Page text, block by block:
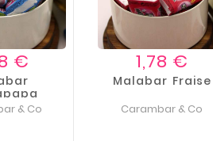
Prix
€
& Co
Prix
1,78 €
Malabar Fraise
Carambar & Co